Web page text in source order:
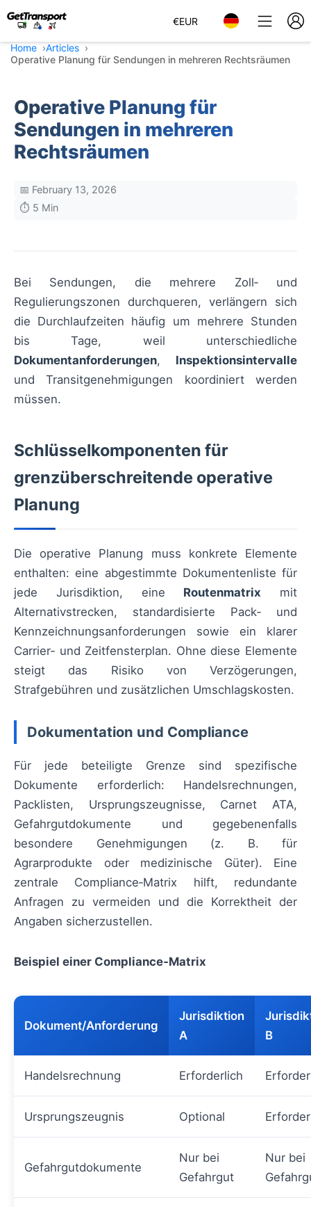
€EUR
Home
Articles
Operative Planung für Sendungen in mehreren Rechtsräumen
Operative Planung für
Sendungen in mehreren
Rechtsräumen
📅 February 13, 2026
⏱️ 5 Min
Bei Sendungen, die mehrere Zoll‑ und
Regulierungszonen durchqueren, verlängern sich
die Durchlaufzeiten häufig um mehrere Stunden
bis Tage, weil unterschiedliche
Dokumentanforderungen, Inspektionsintervalle
und Transitgenehmigungen koordiniert werden
müssen.
Schlüsselkomponenten für
grenzüberschreitende operative
Planung
Die operative Planung muss konkrete Elemente
enthalten: eine abgestimmte Dokumentenliste für
jede Jurisdiktion, eine Routenmatrix mit
Alternativstrecken, standardisierte Pack‑ und
Kennzeichnungsanforderungen sowie ein klarer
Carrier‑ und Zeitfensterplan. Ohne diese Elemente
steigt das Risiko von Verzögerungen,
Strafgebühren und zusätzlichen Umschlagskosten.
Dokumentation und Compliance
Für jede beteiligte Grenze sind spezifische
Dokumente erforderlich: Handelsrechnungen,
Packlisten, Ursprungszeugnisse, Carnet ATA,
Gefahrgutdokumente und gegebenenfalls
besondere Genehmigungen (z. B. für
Agrarprodukte oder medizinische Güter). Eine
zentrale Compliance‑Matrix hilft, redundante
Anfragen zu vermeiden und die Korrektheit der
Angaben sicherzustellen.
Beispiel einer Compliance‑Matrix
Dokument/Anforderung
Jurisdiktion
A
B
Handelsrechnung Erforderlich
Ursprungszeugnis Optional
Gefahrgutdokumente
Nur bei
Gefahrgut
Nur bei